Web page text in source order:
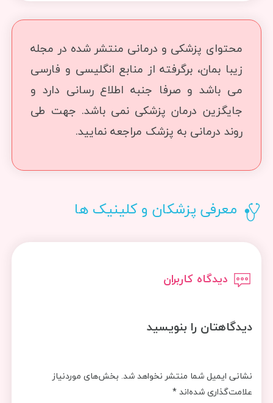
محتوای پزشکی و درمانی منتشر شده در مجله
زیبا بمان، برگرفته از منابع انگلیسی و فارسی
می باشد و صرفا جنبه اطلاع رسانی دارد و
جایگزین درمان پزشکی نمی باشد. جهت طی
روند درمانی به پزشک مراجعه نمایید.
معرفی پزشکان و کلینیک ها
دیدگاه کاربران
دیدگاهتان را بنویسید
نشانی ایمیل شما منتشر نخواهد شد. بخش‌های موردنیاز
علامت‌گذاری شده‌اند*